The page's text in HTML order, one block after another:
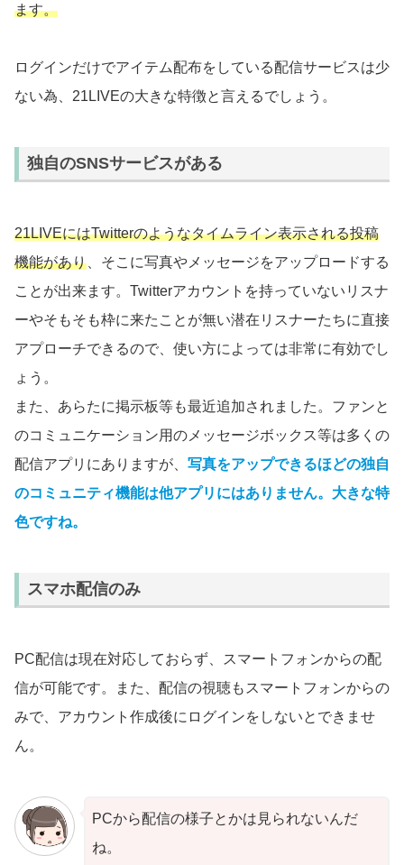
ます。
ログインだけでアイテム配布をしている配信サービスは少
ない為、21LIVEの大きな特徴と言えるでしょう。
独自のSNSサービスがある
21LIVEにはTwitterのようなタイムライン表示される投稿
機能があり 、そこに写真やメッセージをアップロードする
ことが出来ます。Twitterアカウントを持っていないリスナ
ーやそもそも枠に来たことが無い潜在リスナーたちに直接
アプローチできるので、使い方によっては非常に有効でし
ょう。
また、あらたに掲示板等も最近追加されました。ファンと
のコミュニケーション用のメッセージボックス等は多くの
配信アプリにありますが、 写真をアップできるほどの独自
のコミュニティ機能は他アプリにはありません。大きな特
色ですね。
スマホ配信のみ
PC配信は現在対応しておらず、スマートフォンからの配
信が可能です。また、配信の視聴もスマートフォンからの
みで、アカウント作成後にログインをしないとできませ
ん。
PCから配信の様子とかは見られないんだ
ね。